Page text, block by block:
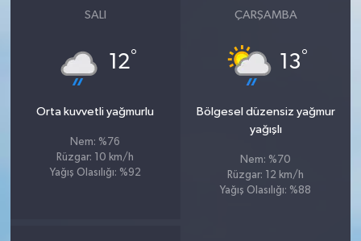
SALI
12°
Orta kuvvetli yağmurlu
Nem: %76
Rüzgar: 10 km/h
Yağış Olasılığı: %92
ÇARŞAMBA
13°
Bölgesel düzensiz yağmur
yağışlı
Nem: %70
Rüzgar: 12 km/h
Yağış Olasılığı: %88